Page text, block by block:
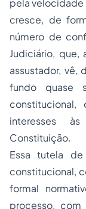
pela velocidade
cresce, de
número de
Judiciário, que,
assustador, vê,
fundo quase
interesses
Constituição.
Essa tutela
constitucional,
formal
processo, com